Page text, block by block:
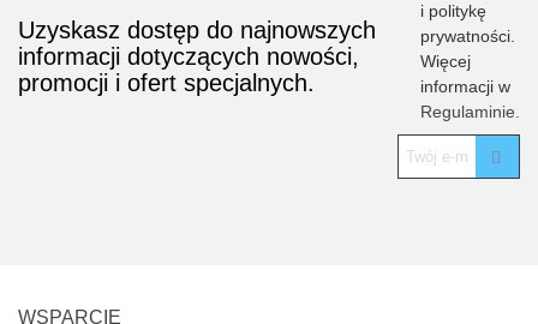
Uzyskasz dostęp do najnowszych
informacji dotyczących nowości,
promocji i ofert specjalnych.
i politykę
prywatności.
Więcej
informacji w
Regulaminie.
WSPARCIE